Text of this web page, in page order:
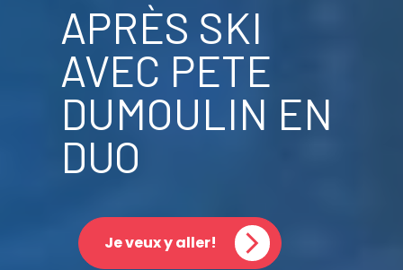
APRÈS SKI
AVEC PETE
DUMOULIN EN
DUO
Je veux y aller!